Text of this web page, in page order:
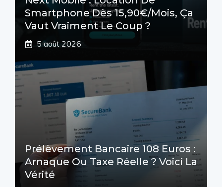
Smartphone Dès 15,90€/mois, Ça
Vaut Vraiment Le Coup ?
5 août 2026
Prélèvement Bancaire 108 Euros :
Arnaque Ou Taxe Réelle ? Voici La
Vérité